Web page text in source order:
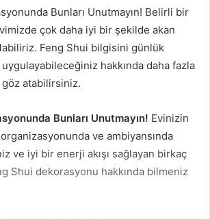
Bunları Unutmayın! Belirli bir
çok daha iyi bir şekilde akan
Feng Shui bilgisini günlük
uygulayabileceğiniz hakkında daha fazla
göz atabilirsiniz.
Bunları Unutmayın! Evinizin
ve ambiyansında
ve iyi bir enerji akışı sağlayan birkaç
Shui dekorasyonu hakkında bilmeniz